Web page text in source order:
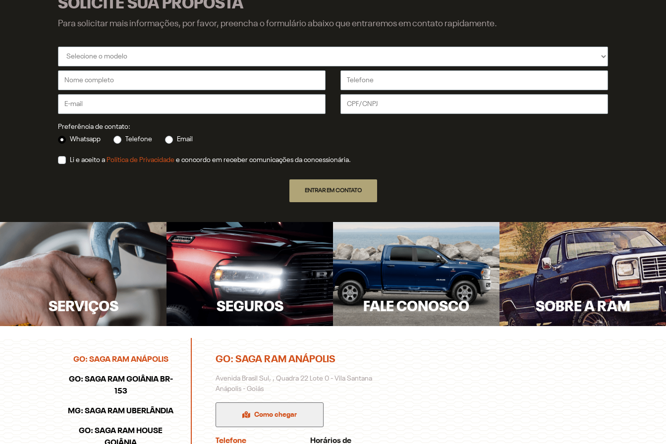
SOLICITE SUA PROPOSTA
Para solicitar mais informações, por favor, preencha o formulário abaixo que entraremos em contato rapidamente.
Preferência de contato:
Whatsapp
Telefone Email
Li e aceito a Política de Privacidade e concordo em receber comunicações da concessionária.
ENTRAR EM CONTATO
SERVIÇOS SEGUROS FALE CONOSCO SOBRE A RAM
GO: SAGA RAM ANÁPOLIS
GO: SAGA RAM GOIÂNIA BR-
153
MG: SAGA RAM UBERLÂNDIA
GO: SAGA RAM HOUSE
GO: SAGA RAM ANÁPOLIS
Avenida Brasil Sul, , Quadra 22 Lote 0 - Vila Santana
Anápolis - Goiás
Como chegar
Telefone Horários de